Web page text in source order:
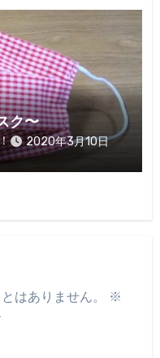
ク〜
2020年3月10日
はありません。
※